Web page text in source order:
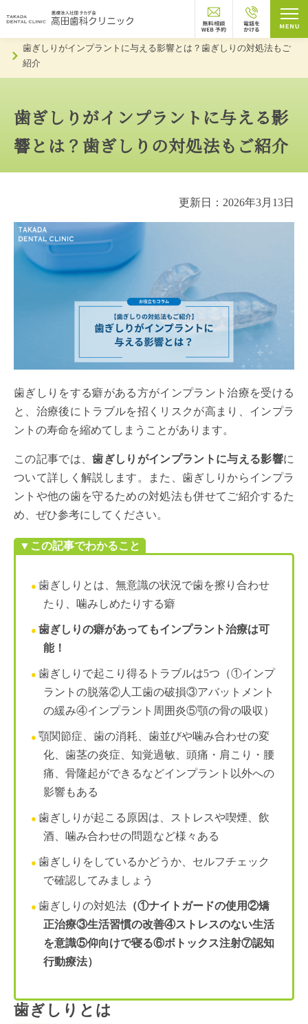
歯ぎしりがインプラントに与える影響とは？歯ぎしりの対処法もご
紹介
歯ぎしりがインプラントに与える影
響とは？歯ぎしりの対処法もご紹介
更新日：2026年3月13日
歯ぎしりをする癖がある方がインプラント治療を受ける
と、治療後にトラブルを招くリスクが高まり、インプラ
ントの寿命を縮めてしまうことがあります。
この記事では、歯ぎしりがインプラントに与える影響に
ついて詳しく解説します。また、歯ぎしりからインプラ
ントや他の歯を守るための対処法も併せてご紹介するた
め、ぜひ参考にしてください。
▼この記事でわかること
歯ぎしりとは、無意識の状況で歯を擦り合わせ
たり、噛みしめたりする癖
歯ぎしりの癖があってもインプラント治療は可
能！
歯ぎしりで起こり得るトラブルは5つ（①インプ
ラントの脱落②人工歯の破損③アバットメント
の緩み④インプラント周囲炎⑤顎の骨の吸収）
顎関節症、歯の消耗、歯並びや噛み合わせの変
化、歯茎の炎症、知覚過敏、頭痛・肩こり・腰
痛、骨隆起ができるなどインプラント以外への
影響もある
歯ぎしりが起こる原因は、ストレスや喫煙、飲
酒、噛み合わせの問題など様々ある
歯ぎしりをしているかどうか、セルフチェック
で確認してみましょう
歯ぎしりの対処法 （①ナイトガードの使用②矯
正治療③生活習慣の改善④ストレスのない生活
を意識⑤仰向けで寝る⑥ボトックス注射⑦認知
行動療法）
歯ぎしりとは